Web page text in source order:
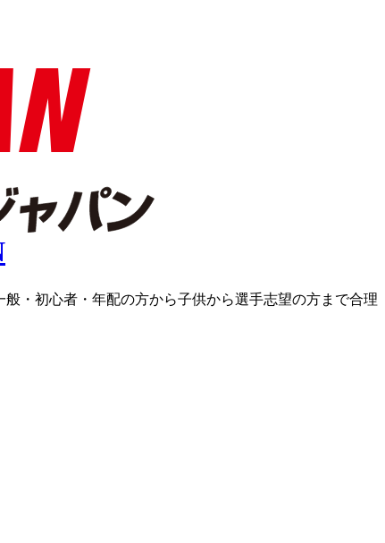
・初心者・年配の方から子供から選手志望の方まで合理